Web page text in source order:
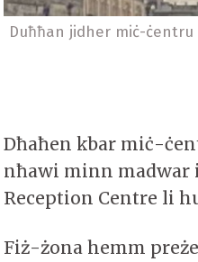
Duħħan jidher miċ-
Dħaħen kbar miċ-
nħawi minn
Reception Centre li
Fiż-żona hemm